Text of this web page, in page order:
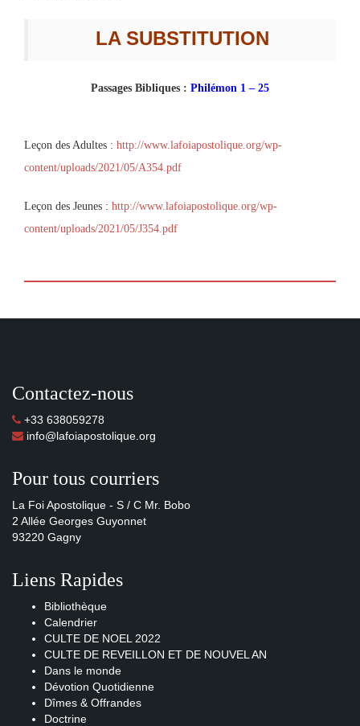
LA SUBSTITUTION
Passages Bibliques : Philémon 1 – 25
Leçon des Adultes : http://www.lafoiapostolique.org/wp-
content/uploads/2021/05/A354.pdf
Leçon des Jeunes : http://www.lafoiapostolique.org/wp-
content/uploads/2021/05/J354.pdf
Contactez-nous
+33 638059278
info@lafoiapostolique.org
Pour tous courriers
La Foi Apostolique - S / C Mr. Bobo
2 Allée Georges Guyonnet
93220 Gagny
Liens Rapides
Bibliothèque
Calendrier
CULTE DE NOEL 2022
CULTE DE REVEILLON ET DE NOUVEL AN
Dans le monde
Dévotion Quotidienne
Dîmes & Offrandes
Doctrine